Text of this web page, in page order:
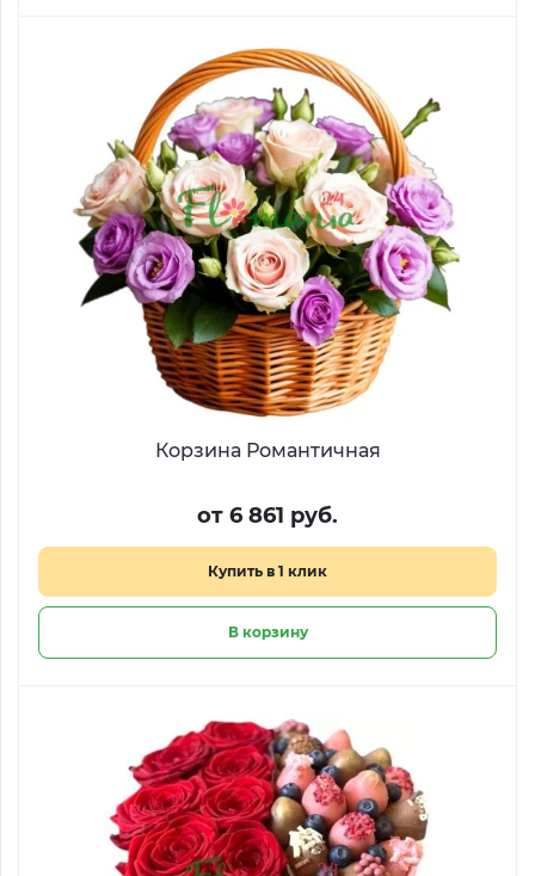
Корзина Романтичная
от 6 861 руб.
Купить в 1 клик
В корзину